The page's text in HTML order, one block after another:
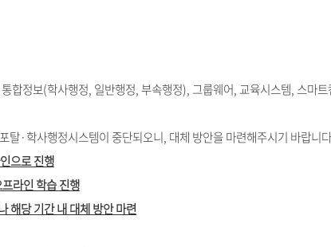
합정보(학사행정, 일반행정, 부속행정), 그룹웨어, 교육시스템, 스마
·학사행정시스템이 중단되오니, 대체 방안을 마련해주시기 바랍니
으로 진행
라인 학습 진행
해당 기간 내 대체 방안 마련